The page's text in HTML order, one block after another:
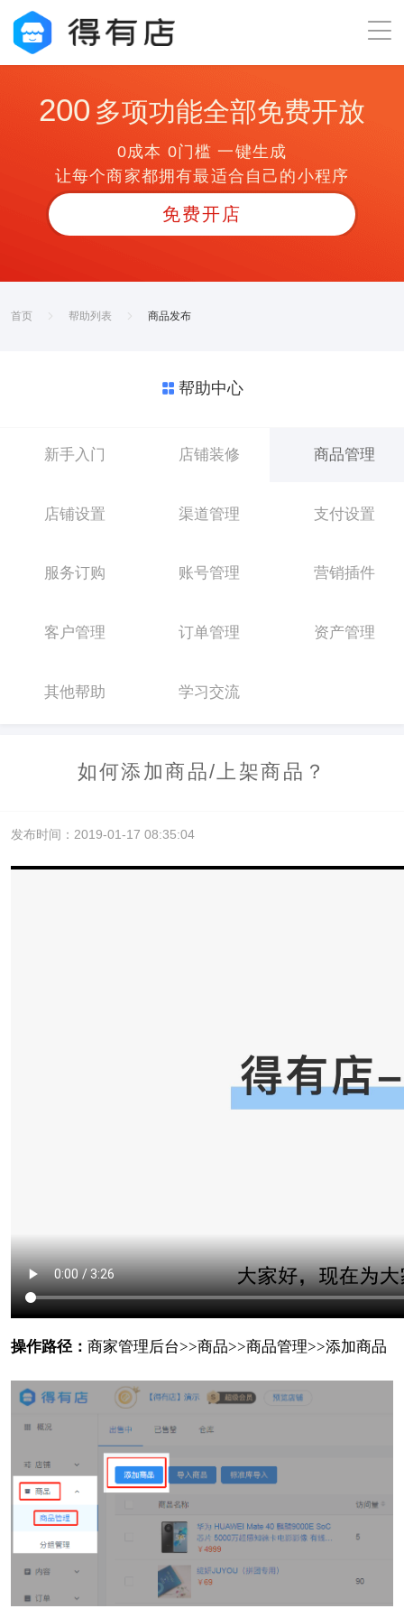
200 多项功能全部免费开放
0成本 0门槛 一键生成
让每个商家都拥有最适合自己的小程序
免费开店
首页 帮助列表 商品发布
帮助中心
新手入门 店铺装修 商品管理
店铺设置 渠道管理 支付设置
服务订购 账号管理 营销插件
客户管理 订单管理 资产管理
其他帮助 学习交流
如何添加商品/上架商品？
发布时间：2019-01-17 08:35:04
操作路径： 商家管理后台>>商品>>商品管理>>添加商品